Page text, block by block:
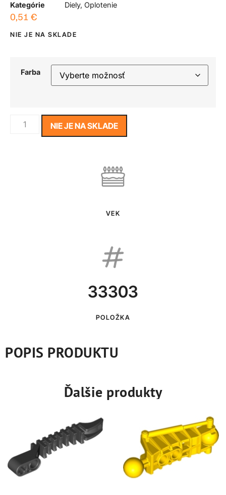
Kategórie
Diely, Oplotenie
0,51 €
NIE JE NA SKLADE
Farba
NIE JE NA SKLADE
VEK
33303
POLOŽKA
POPIS PRODUKTU
Ďalšie produkty